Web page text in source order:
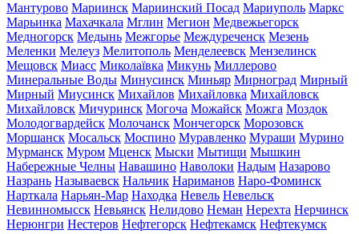
Мантурово Мариинск Мариинский Посад Мариуполь Маркс
Марьинка Махачкала Мглин Мегион Медвежьегорск
Медногорск Медынь Межгорье Междуреченск Мезень
Меленки Мелеуз Мелитополь Менделеевск Мензелинск
Мещовск Миасс Миколаївка Микунь Миллерово
Минеральные Воды Минусинск Миньяр Мирноград Мирный
Мирный Миусинск Михайлов Михайловка Михайловск
Михайловск Мичуринск Могоча Можайск Можга Моздок
Молодогвардейск Молочанск Мончегорск Морозовск
Моршанск Мосальск Моспино Муравленко Мураши Мурино
Мурманск Муром Мценск Мыски Мытищи Мышкин
Набережные Челны Навашино Наволоки Надым Назарово
Назрань Называевск Нальчик Нариманов Наро-Фоминск
Нарткала Нарьян-Мар Находка Невель Невельск
Невинномысск Невьянск Нелидово Неман Нерехта Нерчинск
Нерюнгри Нестеров Нефтегорск Нефтекамск Нефтекумск